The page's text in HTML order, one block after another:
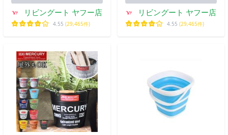
リビングート ヤフー店
4.55 (29,465件)
リビングート ヤフー店
4.55 (29,465件)